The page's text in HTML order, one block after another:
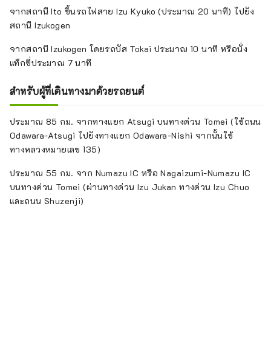
ฤดูกาล และยังสามารถมองเห็นวิว
จากสถานี Ito ขึ้นรถไฟสาย Izu Kyuko (ประมาณ 20 นาที) ไปยัง
สถานี Izukogen
จากสถานี Izukogen โดยรถบัส Tokai ประมาณ 10 นาที หรือนั่ง
แท็กซี่ประมาณ 7 นาที
สำหรับผู้ที่เดินทางมาด้วยรถยนต์
ประมาณ 85 กม. จากทางแยก Atsugi บนทางด่วน Tomei (ใช้ถนน
Odawara-Atsugi ไปยังทางแยก Odawara-Nishi จากนั้นใช้
ทางหลวงหมายเลข 135)
ประมาณ 55 กม. จาก Numazu IC หรือ Nagaizumi-Numazu IC
บนทางด่วน Tomei (ผ่านทางด่วน Izu Jukan ทางด่วน Izu Chuo
และถนน Shuzenji)